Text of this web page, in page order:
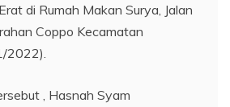
di Rumah Makan Surya, Jalan
Coppo Kecamatan
2022).
, Hasnah Syam